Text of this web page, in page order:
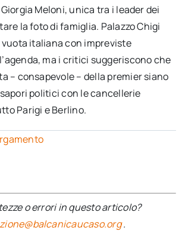
Meloni, unica tra i leader dei
la foto di famiglia. Palazzo Chigi
italiana con impreviste
ma i critici suggeriscono che
– consapevole – della premier siano
politici con le cancellerie
Parigi e Berlino.
o errori in questo articolo?
.